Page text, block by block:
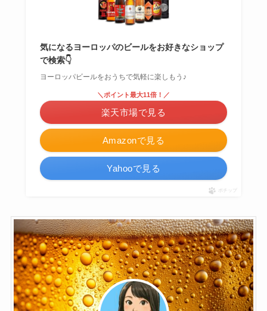
気になるヨーロッパのビールをお好きなショップ
で検索👇
ヨーロッパビールをおうちで気軽に楽しもう♪
Amazonで見る
＼ポイント最大11倍！／
楽天市場で見る
Yahooで見る
ポチップ